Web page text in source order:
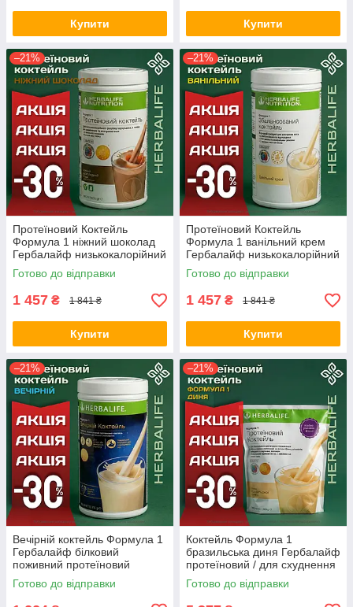
Купити Купити
–21%
Протеїновий Коктейль
Формула 1 ніжний шоколад
Гербалайф низькокалорійний
/ для схуднення / коктейль
Оригінал Herbalife Акція
Готово до відправки
1 457 ₴ 1 841 ₴
Купити
–21%
Протеїновий Коктейль
Формула 1 ванільний крем
Гербалайф низькокалорійний
/ для схуднення / коктейль
гербалайф Оригінал
Готово до відправки
1 457 ₴ 1 841 ₴
Купити
–21%
Вечірній коктейль Формула 1
Гербалайф білковий
поживний протеїновий
замінник вечері для
схуднення Оригінал Herbalife
Готово до відправки
–21%
Коктейль Формула 1
бразильська диня Гербалайф
протеїновий / для схуднення
/ білковий Оригінал Herbalife
Акція
Готово до відправки